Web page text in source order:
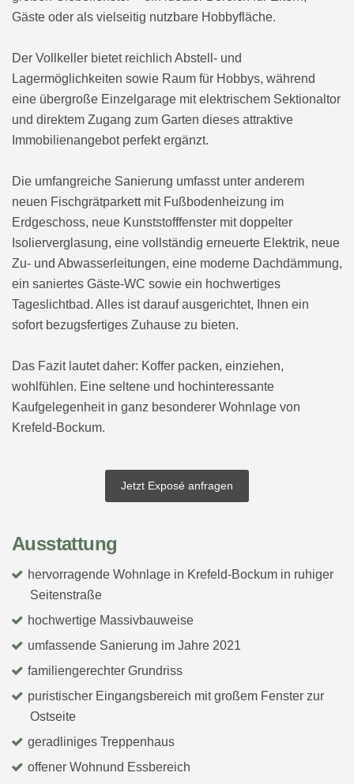
Gäste oder als vielseitig nutzbare Hobbyfläche.
Der Vollkeller bietet reichlich Abstell- und
Lagermöglichkeiten sowie Raum für Hobbys, während
eine übergroße Einzelgarage mit elektrischem Sektionaltor
und direktem Zugang zum Garten dieses attraktive
Immobilienangebot perfekt ergänzt.
Die umfangreiche Sanierung umfasst unter anderem
neuen Fischgrätparkett mit Fußbodenheizung im
Erdgeschoss, neue Kunststofffenster mit doppelter
Isolierverglasung, eine vollständig erneuerte Elektrik, neue
Zu- und Abwasserleitungen, eine moderne Dachdämmung,
ein saniertes Gäste-WC sowie ein hochwertiges
Tageslichtbad. Alles ist darauf ausgerichtet, Ihnen ein
sofort bezugsfertiges Zuhause zu bieten.
Das Fazit lautet daher: Koffer packen, einziehen,
wohlfühlen. Eine seltene und hochinteressante
Kaufgelegenheit in ganz besonderer Wohnlage von
Krefeld-Bockum.
Jetzt Exposé anfragen
Ausstattung
hervorragende Wohnlage in Krefeld-Bockum in ruhiger
Seitenstraße
hochwertige Massivbauweise
umfassende Sanierung im Jahre 2021
familiengerechter Grundriss
puristischer Eingangsbereich mit großem Fenster zur
Ostseite
geradliniges Treppenhaus
offener Wohnund Essbereich